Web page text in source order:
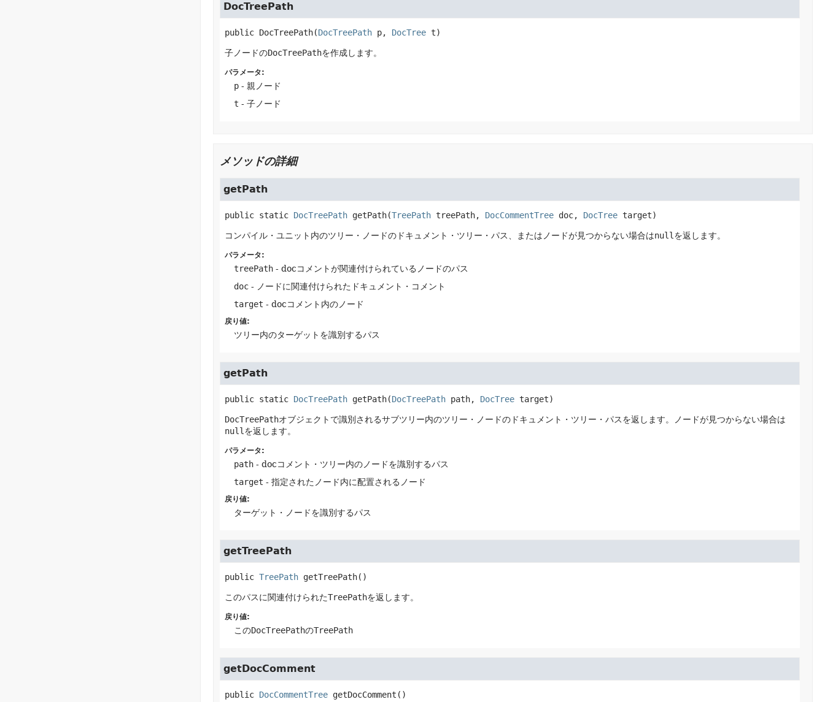
DocTreePath
public DocTreePath(DocTreePath p, DocTree t)
子ノードのDocTreePathを作成します。
パラメータ:
p- 親ノード
t - 子ノード
メソッドの詳細
getPath
public static DocTreePath getPath(TreePath treePath, DocCommentTree doc, DocTree target)
コンパイル・ユニット内のツリー・ノードのドキュメント・ツリー・パス、またはノードが見つからない場合はnull を返します。
パラメータ:
treePath- docコメントが関連付けられているノードのパス
doc- ノードに関連付けられたドキュメント・コメント
target - docコメント内のノード
戻り値:
ツリー内のターゲットを識別するパス
getPath
public static DocTreePath getPath(DocTreePath path, DocTree target)
DocTreePathオブジェクトで識別されるサブツリー内のツリー・ノードのドキュメント・ツリー・パスを返します。ノードが見つからない場合は
null を返します。
パラメータ:
path- docコメント・ツリー内のノードを識別するパス
target - 指定されたノード内に配置されるノード
戻り値:
ターゲット・ノードを識別するパス
getTreePath
public TreePath getTreePath()
このパスに関連付けられたTreePathを返します。
戻り値:
このDocTreePathのTreePath
getDocComment
public DocCommentTree getDocComment ()